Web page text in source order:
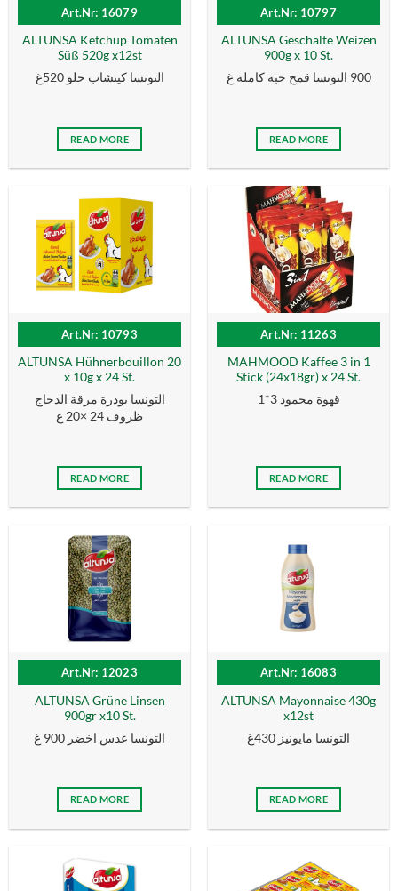
Art.Nr: 16079
ALTUNSA Ketchup Tomaten
Süß 520g x12st
التونسا كيتشاب حلو 520غ
READ MORE
Art.Nr: 10797
ALTUNSA Geschälte Weizen
900g x 10 St.
900 التونسا قمح حبة كاملة غ
READ MORE
Art.Nr: 10793
ALTUNSA Hühnerbouillon 20
x 10g x 24 St.
التونسا بودرة مرقة الدجاج
ظروف 24 ×20 غ
READ MORE
Art.Nr: 11263
MAHMOOD Kaffee 3 in 1
Stick (24x18gr) x 24 St.
قهوة محمود 3*1
READ MORE
Art.Nr: 12023
ALTUNSA Grüne Linsen
900gr x10 St.
التونسا عدس اخضر 900 غ
READ MORE
Art.Nr: 16083
ALTUNSA Mayonnaise 430g
x12st
التونسا مايونيز 430غ
READ MORE